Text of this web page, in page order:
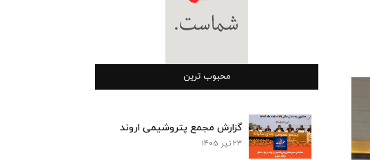
محبوب ترین
گزارش مجمع پتروشیمی اروند
23 تیر 1405